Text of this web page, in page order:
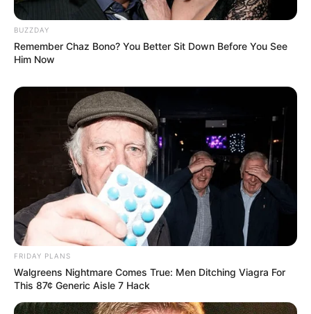
BUZZDAY
Remember Chaz Bono? You Better Sit Down Before You See
Him Now
FRIDAY PLANS
Walgreens Nightmare Comes True: Men Ditching Viagra For
This 87¢ Generic Aisle 7 Hack